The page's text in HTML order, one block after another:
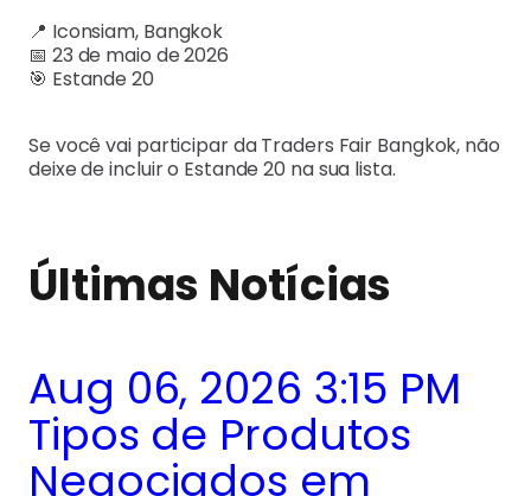
📍 Iconsiam, Bangkok
📅 23 de maio de 2026
🎯 Estande 20
Se você vai participar da Traders Fair Bangkok, não
deixe de incluir o Estande 20 na sua lista.
Últimas Notícias
Aug 06, 2026 3:15 PM
Tipos de Produtos
Negociados em